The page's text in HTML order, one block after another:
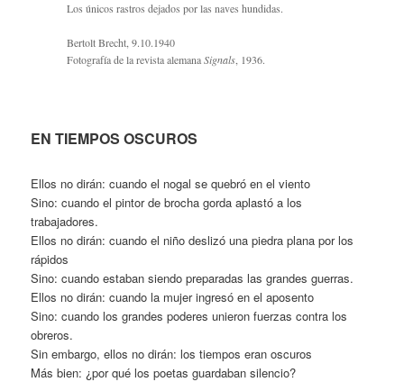
Los únicos rastros dejados por las naves hundidas.
Bertolt Brecht, 9.10.1940
Fotografía de la revista alemanaSignals, 1936.
EN TIEMPOS OSCUROS
Ellos no dirán: cuando el nogal se quebró en el viento
Sino: cuando el pintor de brocha gorda aplastó a los
trabajadores.
Ellos no dirán: cuando el niño deslizó una piedra plana por los
rápidos
Sino: cuando estaban siendo preparadas las grandes guerras.
Ellos no dirán: cuando la mujer ingresó en el aposento
Sino: cuando los grandes poderes unieron fuerzas contra los
obreros.
Sin embargo, ellos no dirán: los tiempos eran oscuros
Más bien: ¿por qué los poetas guardaban silencio?